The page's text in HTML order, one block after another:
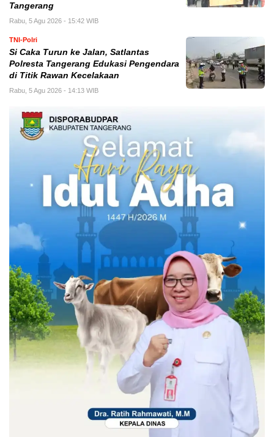
Tangerang
Rabu, 5 Agu 2026 - 15:42 WIB
TNI-Polri
Si Caka Turun ke Jalan, Satlantas
Polresta Tangerang Edukasi Pengendara
di Titik Rawan Kecelakaan
Rabu, 5 Agu 2026 - 14:13 WIB